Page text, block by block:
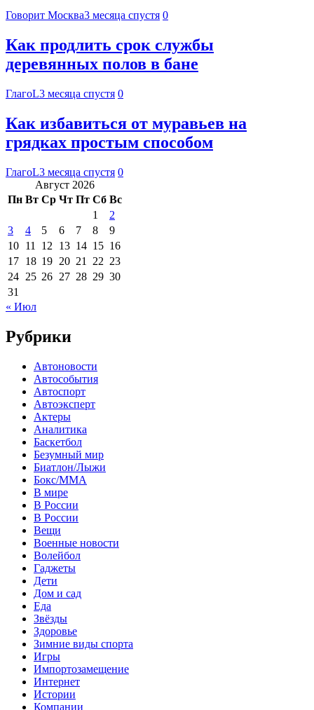
Говорит Москва3 месяца спустя 0
Как продлить срок службы
деревянных полов в бане
ГлагоL3 месяца спустя 0
Как избавиться от муравьев на
грядках простым способом
ГлагоL3 месяца спустя 0
Август 2026
Пн Вт Ср Чт Пт Сб Вс
1
2
3
4 5 6 7 8
9
10 11 12 13 14 15 16
17 18 19 20 21 22 23
24 25 26 27 28 29 30
31
« Июл
Рубрики
Автоновости
Автособытия
Автоспорт
Автоэксперт
Актеры
Аналитика
Баскетбол
Безумный мир
Биатлон/Лыжи
Бокс/MMA
В мире
В России
В России
Вещи
Военные новости
Волейбол
Гаджеты
Дети
Дом и сад
Еда
Звёзды
Здоровье
Зимние виды спорта
Игры
Импортозамещение
Интернет
Истории
Компании